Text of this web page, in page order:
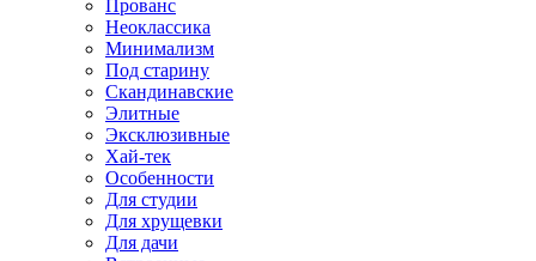
Прованс
Неоклассика
Минимализм
Под старину
Скандинавские
Элитные
Эксклюзивные
Хай-тек
Особенности
Для студии
Для хрущевки
Для дачи